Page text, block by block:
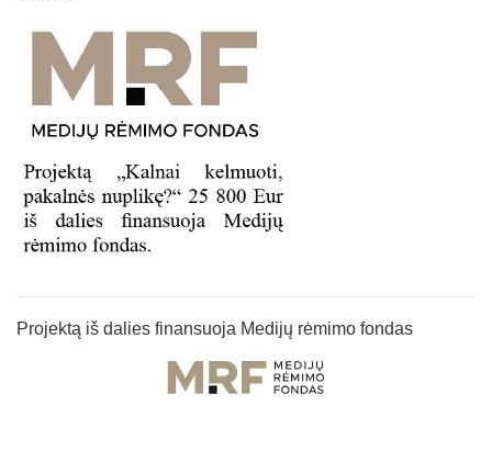
Projektą iš dalies finansuoja Medijų rėmimo fondas